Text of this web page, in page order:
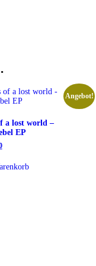
Angebot!
a lost world –
EP
Aktueller
€4,00.